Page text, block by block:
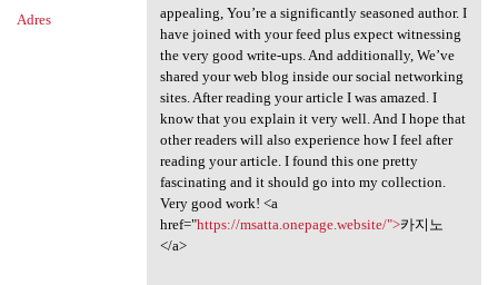
Adres
appealing, You’re a significantly seasoned author. I
have joined with your feed plus expect witnessing
the very good write-ups. And additionally, We’ve
shared your web blog inside our social networking
sites. After reading your article I was amazed. I
know that you explain it very well. And I hope that
other readers will also experience how I feel after
reading your article. I found this one pretty
fascinating and it should go into my collection.
Very good work! <a
href="https://msatta.onepage.website/">카지노
</a>